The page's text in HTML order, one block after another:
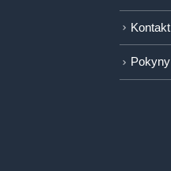
Kontakt
Pokyny